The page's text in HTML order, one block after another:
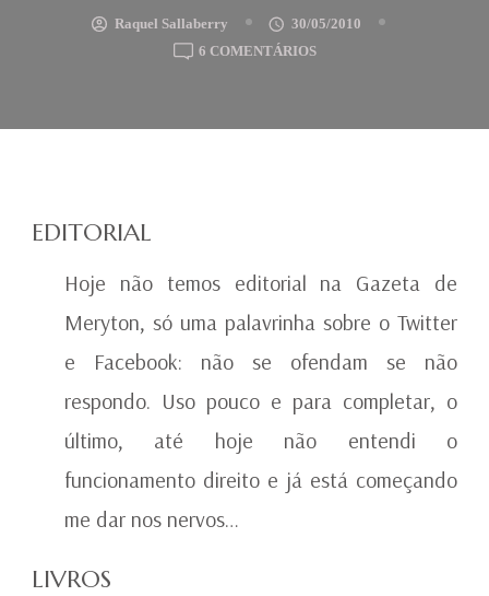
Raquel Sallaberry
30/05/2010
6 COMENTÁRIOSEM
MERYTON,
EDITORIAL
Hoje não temos editorial na Gazeta de
Meryton, só uma palavrinha sobre o Twitter
e Facebook: não se ofendam se não
respondo. Uso pouco e para completar, o
último, até hoje não entendi o
funcionamento direito e já está começando
me dar nos nervos…
LIVROS